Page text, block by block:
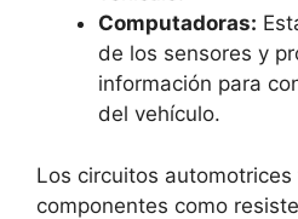
Computadoras:
de los sensores y
información para
del vehículo.
Los circuitos
componentes como